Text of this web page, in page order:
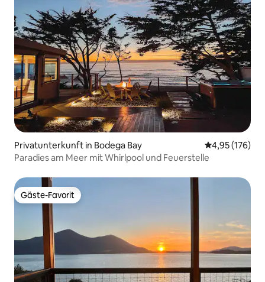
Privatunterkunft in Bodega Bay
4,95 (176)
Paradies am Meer mit Whirlpool und Feuerstelle
Gäste-Favorit
Gäste-Favorit